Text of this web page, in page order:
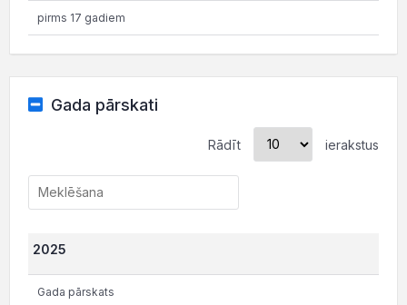
pirms 17 gadiem
Gada pārskati
Rādīt ierakstus
2025
Gada pārskats